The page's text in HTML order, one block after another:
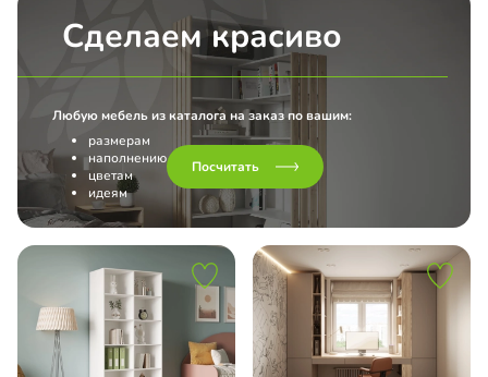
разборное
до
Сделаем красиво
Любую мебель из каталога на заказ по вашим:
размерам
наполнению
цветам
идеям
Посчитать